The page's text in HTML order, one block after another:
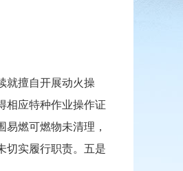
就擅自开展动火操
相应特种作业操作证
燃可燃物未清理，
切实履行职责。五是